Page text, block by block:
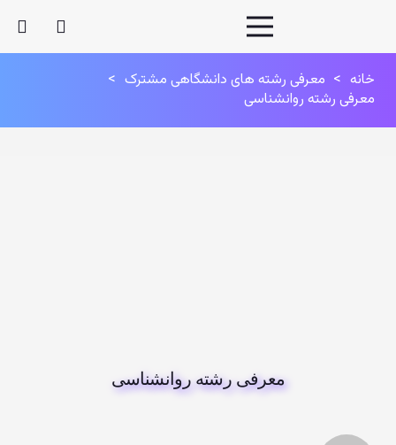
خانه > معرفی رشته های دانشگاهی مشترک >
معرفی رشته روانشناسی
معرفی رشته روانشناسی